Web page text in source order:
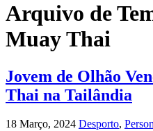
Arquivo de
Muay Thai
Jovem de Olhão
Thai na Tailândia
18 Março, 2024 Desporto,